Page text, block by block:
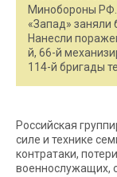
Минобороны РФ.
«Запад» заняли
Нанесли
й, 66-й
114-й бригады
Российская
силе и технике
контратаки,
военнослужащих,